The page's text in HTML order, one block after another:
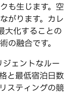
も生じます。空
がります。カレ
大化することの
の融合です。
ェントなルー
と最低宿泊日数
スティングの競